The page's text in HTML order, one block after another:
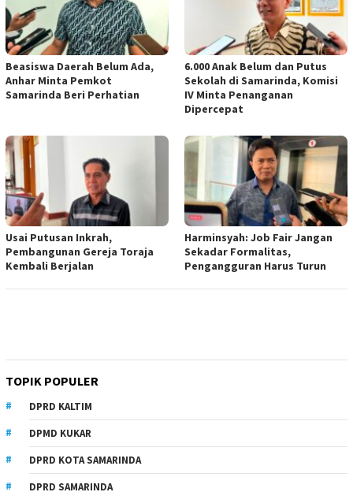
Beasiswa Daerah Belum Ada,
Anhar Minta Pemkot
Samarinda Beri Perhatian
6.000 Anak Belum dan Putus
Sekolah di Samarinda, Komisi
IV Minta Penanganan
Dipercepat
Usai Putusan Inkrah,
Pembangunan Gereja Toraja
Kembali Berjalan
Harminsyah: Job Fair Jangan
Sekadar Formalitas,
Pengangguran Harus Turun
TOPIK POPULER
DPRD KALTIM
DPMD KUKAR
DPRD KOTA SAMARINDA
DPRD SAMARINDA